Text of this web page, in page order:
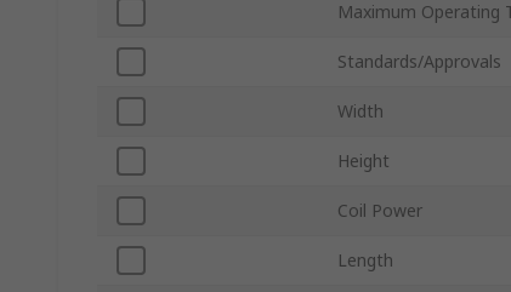
Maximum Operating
Standards/Approvals
Width
Height
Coil Power
Length